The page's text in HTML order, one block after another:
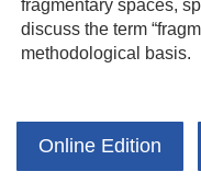
discuss the term
methodological basis.
Online Edition